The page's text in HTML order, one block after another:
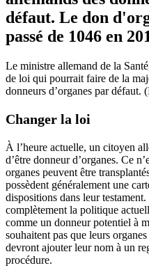
défaut. Le don
passé de 1046 en
Le ministre allemand de la
de loi qui pourrait faire de la
donneurs d’organes par défaut.
Changer la loi
À l’heure actuelle, un citoyen
d’être donneur d’organes. Ce
organes peuvent être
possèdent généralement une
dispositions dans leur
complètement la politique
comme un donneur potentiel à
souhaitent pas que leurs
devront ajouter leur nom à un
procédure.